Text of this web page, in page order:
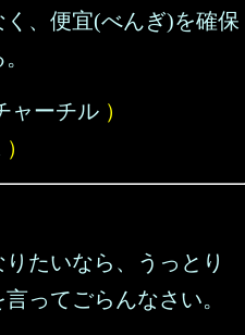
、便宜(べんぎ)を確保
ャーチル ）
）
たいなら、うっとり
ってごらんなさい。